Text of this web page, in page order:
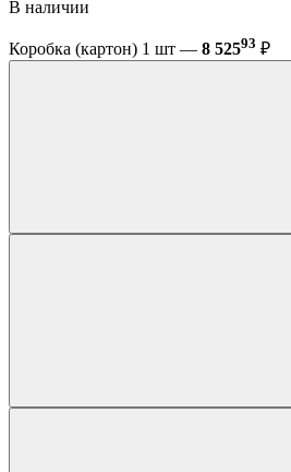
В наличии
Коробка (картон) 1 шт — 8 52593 ₽